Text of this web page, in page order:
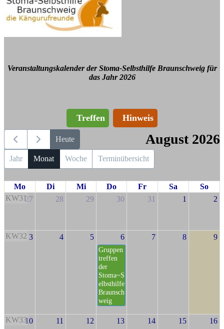
Veranstaltungskalender der Stoma-Selbsthilfe Braunschweig für
das Jahr 2026
Treffen Hinweis
Heute August 2026
Jahr Monat Woche Terminübersicht
Mo Di Mi Do Fr Sa
So
KW3127 28 29 30 31 1 2
KW32 3 4 5 6
Gruppen
treffen
der
Stoma~S
elbsthilfe
Braunsch
weig
7 8 9
KW3310 11 12 13 14 15 16